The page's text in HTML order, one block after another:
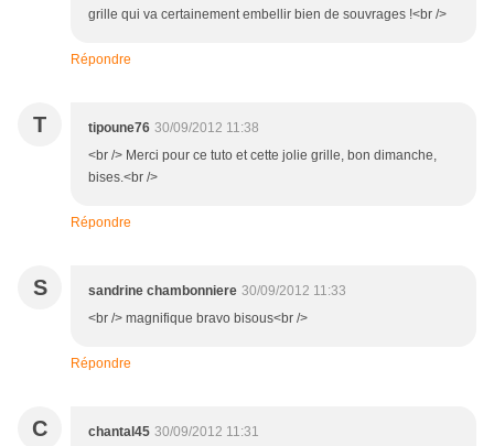
grille qui va certainement embellir bien de souvrages !<br />
Répondre
T tipoune76 30/09/2012 11:38
<br /> Merci pour ce tuto et cette jolie grille, bon dimanche,
bises.<br />
Répondre
S sandrine chambonniere 30/09/2012 11:33
<br /> magnifique bravo bisous<br />
Répondre
C chantal45 30/09/2012 11:31